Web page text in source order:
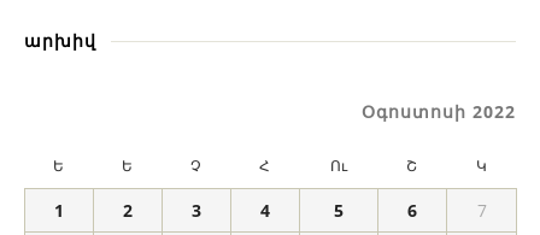
արխիվ
Օգոստոսի 2022
Ե Ե Չ Հ Ու Շ Կ
1 2 3 4 5 6
7